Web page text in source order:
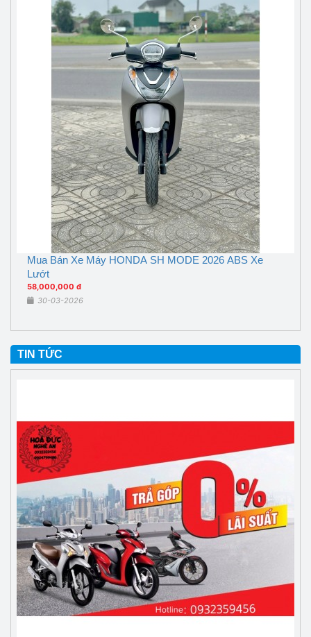
Mua Bán Xe Máy HONDA SH MODE 2026 ABS Xe
Lướt
58,000,000 đ
30-03-2026
TIN TỨC